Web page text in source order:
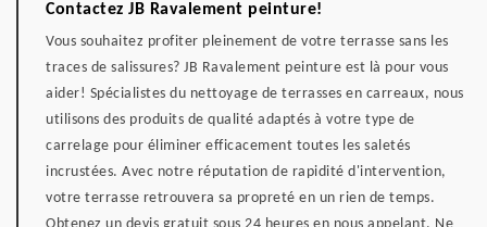
Contactez JB Ravalement peinture!
Vous souhaitez profiter pleinement de votre terrasse sans les
traces de salissures? JB Ravalement peinture est là pour vous
aider! Spécialistes du nettoyage de terrasses en carreaux, nous
utilisons des produits de qualité adaptés à votre type de
carrelage pour éliminer efficacement toutes les saletés
incrustées. Avec notre réputation de rapidité d'intervention,
votre terrasse retrouvera sa propreté en un rien de temps.